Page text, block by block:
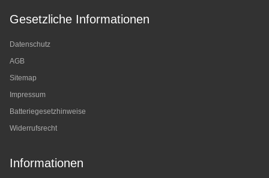
Gesetzliche Informationen
Datenschutz
AGB
Sitemap
Impressum
Batteriegesetzhinweise
Widerrufsrecht
Informationen